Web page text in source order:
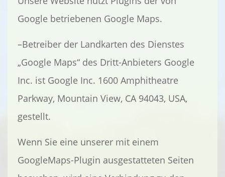
Google betriebenen Google Maps.
–Betreiber der Landkarten des Dienstes
„Google Maps“ des Dritt-Anbieters Google
Inc. ist Google Inc. 1600 Amphitheatre
Parkway, Mountain View, CA 94043, USA,
gestellt.
Wenn Sie eine unserer mit einem
GoogleMaps-Plugin ausgestatteten Seiten